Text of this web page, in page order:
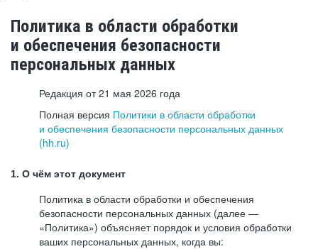
Политика в области обработки
и обеспечения безопасности
персональных данных
Редакция от 21 мая 2026 года
Полная версия Политики в области обработки
и обеспечения безопасности персональных данных
(hh.ru)
1. О чём этот документ
Политика в области обработки и обеспечения
безопасности персональных данных (далее —
«Политика») объясняет порядок и условия обработки
ваших персональных данных, когда вы: